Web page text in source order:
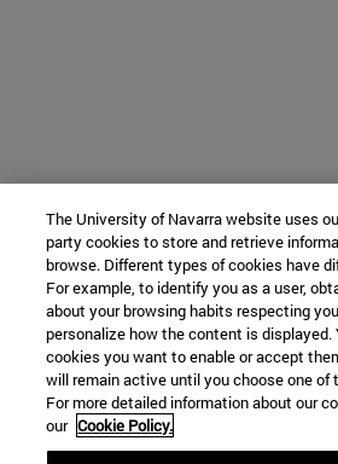
The University of Navarra website uses
party cookies to store and retrieve
browse. Different types of cookies have
For example, to identify you as a user,
about your browsing habits respecting
personalize how the content is
cookies you want to enable or accept
will remain active until you choose one of
For more detailed information about our
our Cookie Policy.